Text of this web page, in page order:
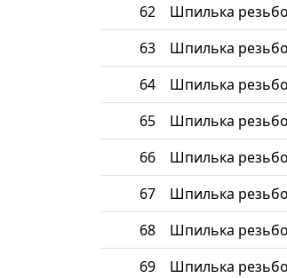
62 Шпилька
63 Шпилька
64 Шпилька
65 Шпилька
66 Шпилька
67 Шпилька
68 Шпилька
69 Шпилька